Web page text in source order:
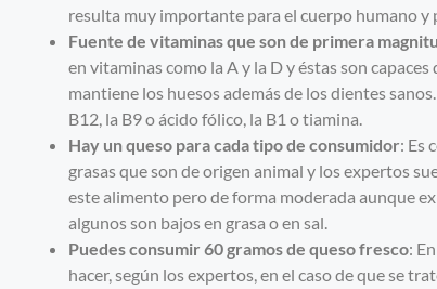
resulta muy importante para el cuerpo humano y
Fuente de vitaminas que son de primera
en vitaminas como la A y la D y éstas son
mantiene los huesos además de los dientes
B12, la B9 o ácido fólico, la B1 o tiamina.
Hay un queso para cada tipo de consumidor: Es
grasas que son de origen animal y los expertos
este alimento pero de forma moderada aunque
algunos son bajos en grasa o en sal.
Puedes consumir 60 gramos de queso fresco:
hacer, según los expertos, en el caso de que se